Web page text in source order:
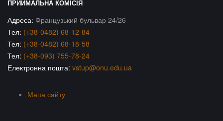
ПРИЙМАЛЬНА КОМІСІЯ
Адреса: Французький бульвар 24/26
Тел: (+38-0482) 68-12-84
Тел: (+38-0482) 68-18-58
Тел: (+38-093) 755-78-24
Електронна пошта: vstup@onu.edu.ua
Мапа сайту